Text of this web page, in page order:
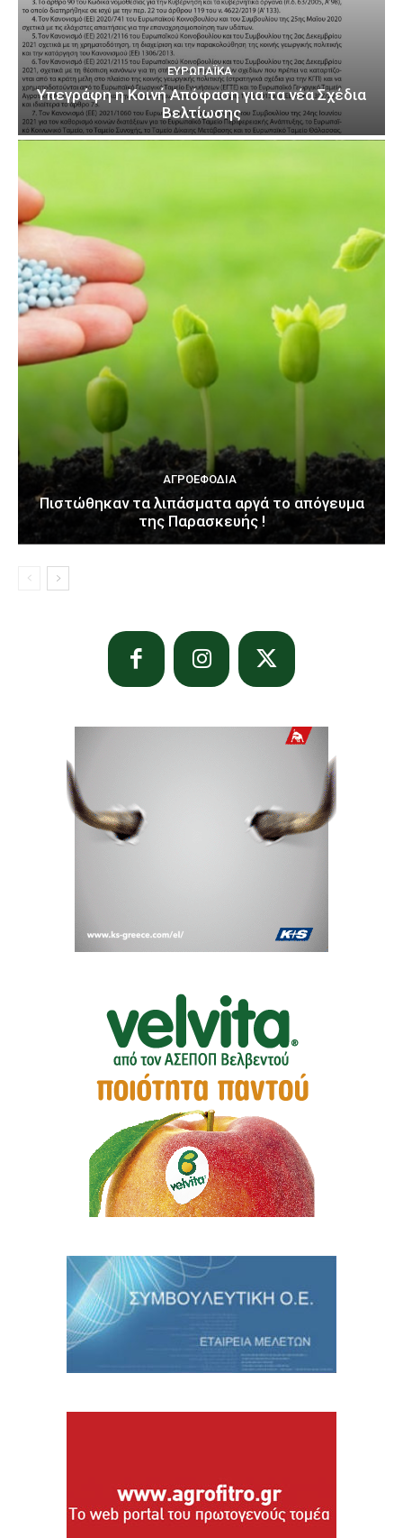
ΕΥΡΩΠΑΪΚΆ
Υπεγράφη η Κοινή Απόφαση για τα νέα Σχέδια
Βελτίωσης
ΑΓΡΟΕΦΌΔΙΑ
Πιστώθηκαν τα λιπάσματα αργά το απόγευμα
της Παρασκευής !